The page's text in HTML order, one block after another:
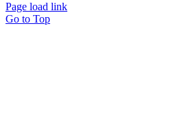
Page load link
Go to Top